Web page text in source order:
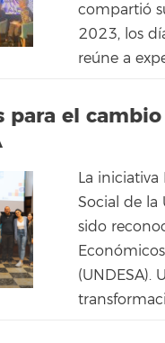
compartió
2023, los
reúne a
para el
La
Social de la
sido
(UNDESA).